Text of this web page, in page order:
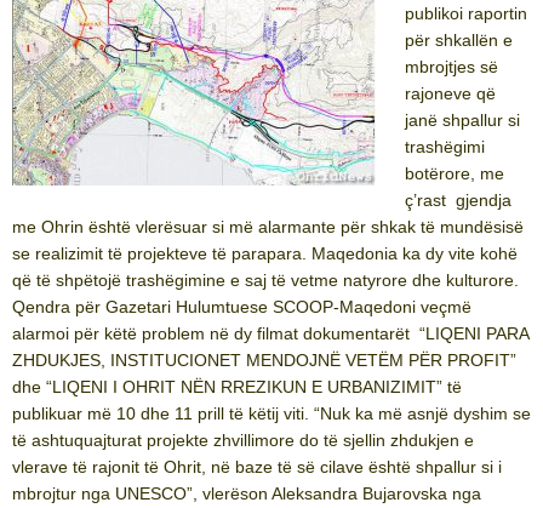
publikoi raportin
për shkallën e
mbrojtjes së
rajoneve që
janë shpallur si
trashëgimi
botërore, me
ç’rast gjendja
me Ohrin është vlerësuar si më alarmante për shkak të mundësisë
se realizimit të projekteve të parapara. Maqedonia ka dy vite kohë
që të shpëtojë trashëgimine e saj të vetme natyrore dhe kulturore.
Qendra për Gazetari Hulumtuese SCOOP-Maqedoni veçmë
alarmoi për këtë problem në dy filmat dokumentarët “LIQENI PARA
ZHDUKJES, INSTITUCIONET MENDOJNË VETËM PËR PROFIT”
dhe “LIQENI I OHRIT NËN RREZIKUN E URBANIZIMIT” të
publikuar më 10 dhe 11 prill të këtij viti. “Nuk ka më asnjë dyshim se
të ashtuquajturat projekte zhvillimore do të sjellin zhdukjen e
vlerave të rajonit të Ohrit, në baze të së cilave është shpallur si i
mbrojtur nga UNESCO”, vlerëson Aleksandra Bujarovska nga